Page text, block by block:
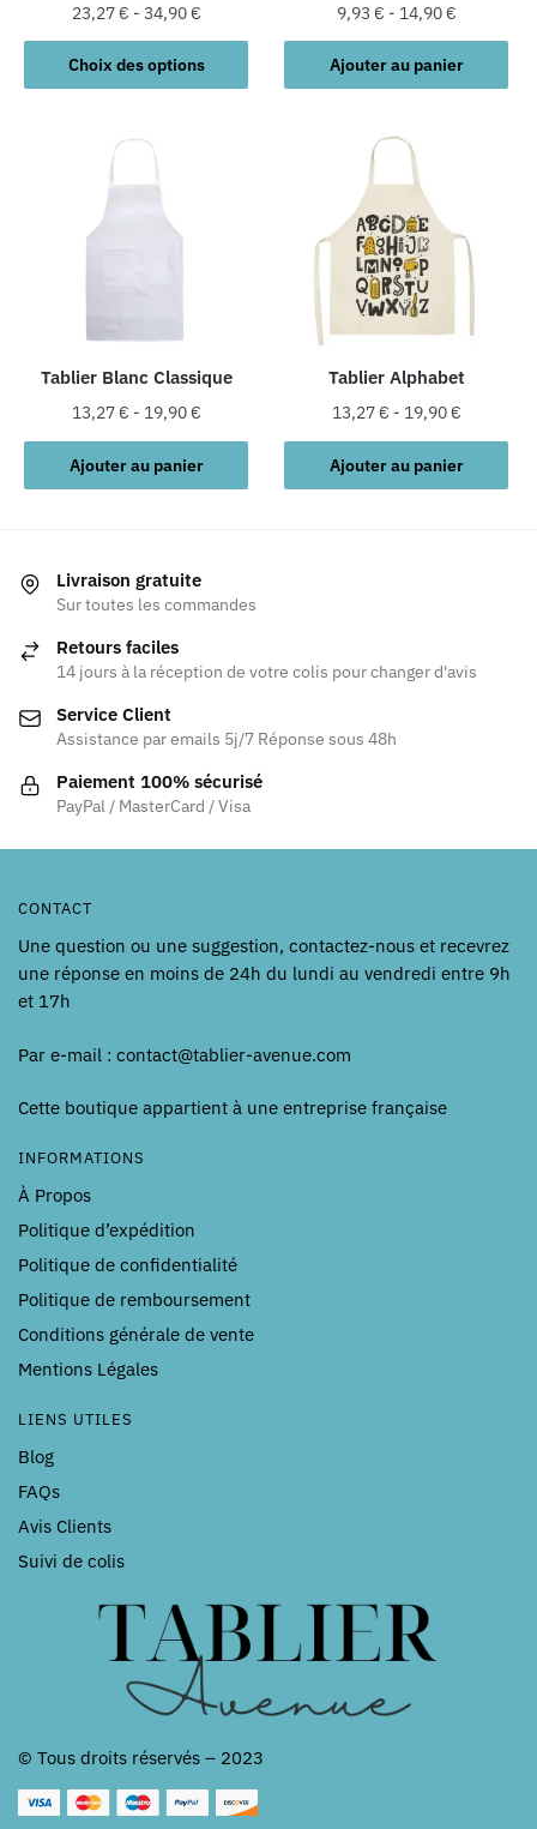
23,27€ - 34,90€
Choix des options
Ce
produit
plusieurs
options
sur
la
page
produit
9,93 € - 14,90€
Ajouter au panier
Tablier Blanc Classique
13,27€ - 19,90€
Ajouter au panier
Tablier Alphabet
13,27€ - 19,90€
Ajouter au panier
Livraison gratuite
Sur toutes les commandes
Retours faciles
14 jours à la réception de votre colis pour changer d'avis
Service Client
Assistance par emails 5j/7 Réponse sous 48h
Paiement 100% sécurisé
PayPal / MasterCard / Visa
CONTACT
Une question ou une suggestion, contactez-nous et recevrez
une réponse en moins de 24h du lundi au vendredi entre 9h
et 17h
Par e-mail : contact@tablier-avenue.com
Cette boutique appartient à une entreprise française
INFORMATIONS
À Propos
Politique d’expédition
Politique de confidentialité
Politique de remboursement
Conditions générale de vente
Mentions Légales
LIENS UTILES
Blog
FAQs
Avis Clients
Suivi de colis
© Tous droits réservés – 2023